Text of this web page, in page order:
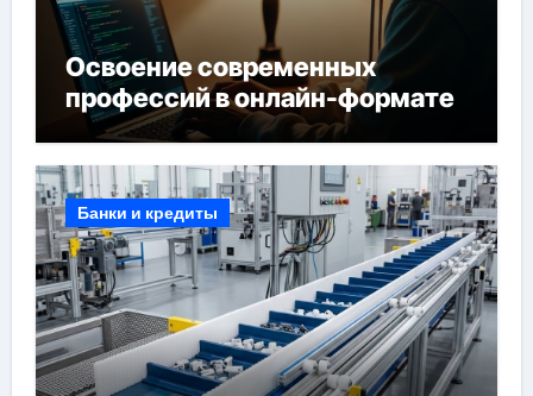
Освоение современных
профессий в онлайн-формате
Банки и кредиты